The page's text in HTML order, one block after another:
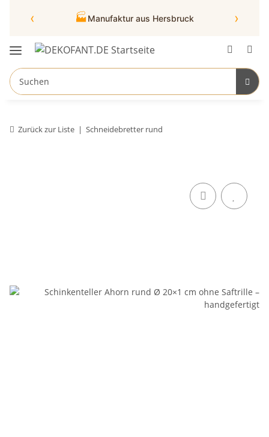
‹ 🏭 Manufaktur aus Hersbruck ›
Zurück zur Liste Schneidebretter rund